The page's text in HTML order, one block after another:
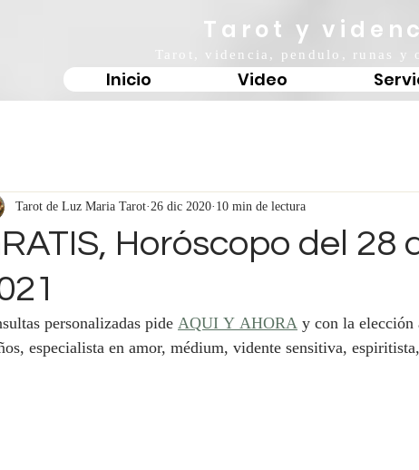
Tarot y
Tarot, videncia, pendulo, runas y
Inicio Video
Horóscopo del 28
Tarot de Luz Maria Tarot26 dic 2020 10 min de lectura
personalizadas pide AQUI Y AHORA y con la
especialista en amor, médium, vidente sensitiva,